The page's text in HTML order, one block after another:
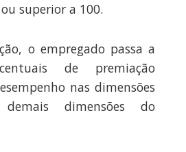
superior a 100.
o empregado passa a
de premiação
nas dimensões
dimensões do